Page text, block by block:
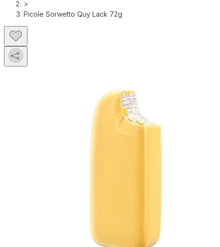
>
Picole Sorwetto Quy Lack 72g